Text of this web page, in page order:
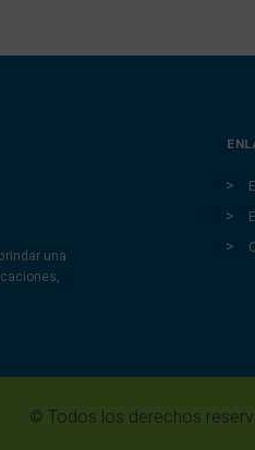
una
© Todos los derechos